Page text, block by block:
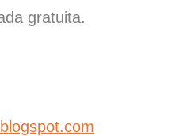
gratuita.